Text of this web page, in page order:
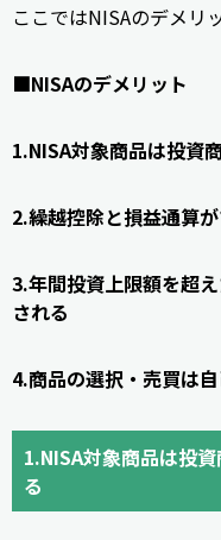
ここではNISAのデメリ
■NISAのデメリット
1.NISA対象商品は投資
2.繰越控除と損益通算
3.年間投資上限額を超
される
4.商品の選択・売買は
1.NISA対象商品は投
る